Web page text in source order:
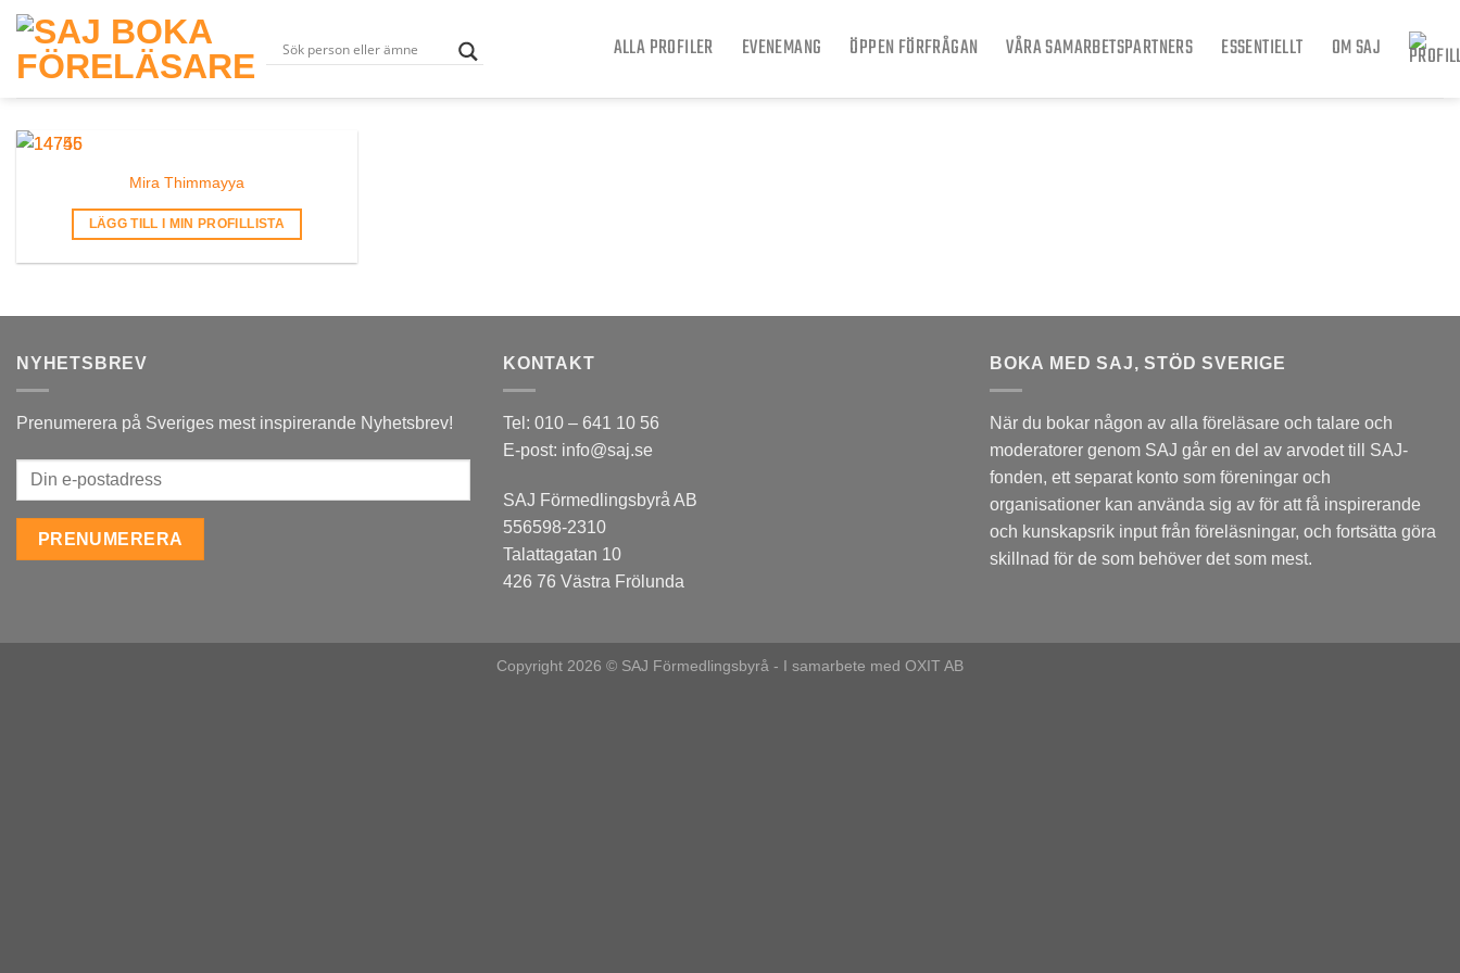
Skip
content
ALLA PROFILER EVENEMANG ÖPPEN FÖRFRÅGAN VÅRA SAMARBETSPARTNERS ESSENTIELLT OM SAJ
Mira Thimmayya
LÄGG TILL I MIN PROFILLISTA
NYHETSBREV
Prenumerera på Sveriges mest inspirerande Nyhetsbrev!
KONTAKT
Tel: 010 – 641 10 56
E-post: info@saj.se
SAJ Förmedlingsbyrå AB
556598-2310
Talattagatan 10
426 76 Västra Frölunda
BOKA MED SAJ, STÖD SVERIGE
När du bokar någon av alla föreläsare och talare och
moderatorer genom SAJ går en del av arvodet till SAJ-
fonden, ett separat konto som föreningar och
organisationer kan använda sig av för att få inspirerande
och kunskapsrik input från föreläsningar, och fortsätta göra
skillnad för de som behöver det som mest.
Copyright 2026 © SAJ Förmedlingsbyrå - I samarbete med OXIT AB